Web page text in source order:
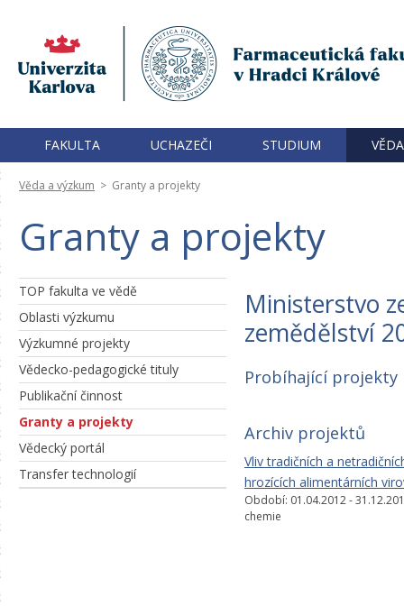
FAKULTA UCHAZEČI STUDIUM
Věda a výzkum > Granty a projekty
Granty a projekty
TOP fakulta ve vědě
Oblasti výzkumu
Výzkumné projekty
Vědecko-pedagogické tituly
Publikační činnost
Granty a projekty
Vědecký portál
Transfer technologií
Ministerstvo
zemědělství
Probíhající projekty
Archiv projektů
Vliv tradičních a
hrozících alimentárních
Období: 01.04.2012 -
chemie